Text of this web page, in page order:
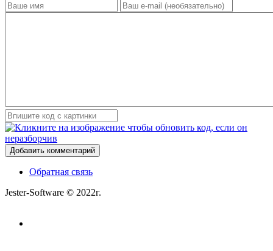
Добавить комментарий
Обратная связь
Jester-Software © 2022г.